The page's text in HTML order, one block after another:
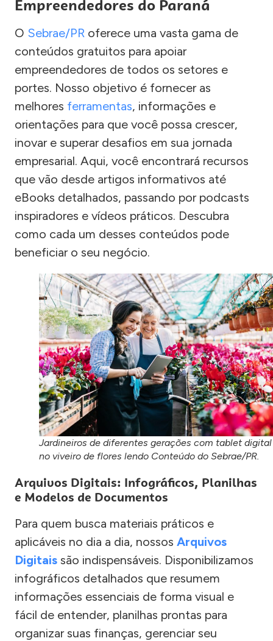
Empreendedores do Paraná
O Sebrae/PR oferece uma vasta gama de
conteúdos gratuitos para apoiar
empreendedores de todos os setores e
portes. Nosso objetivo é fornecer as
melhores ferramentas, informações e
orientações para que você possa crescer,
inovar e superar desafios em sua jornada
empresarial. Aqui, você encontrará recursos
que vão desde artigos informativos até
eBooks detalhados, passando por podcasts
inspiradores e vídeos práticos. Descubra
como cada um desses conteúdos pode
beneficiar o seu negócio.
Jardineiros de diferentes gerações com tablet digital
no viveiro de flores lendo Conteúdo do Sebrae/PR.
Arquivos Digitais: Infográficos, Planilhas
e Modelos de Documentos
Para quem busca materiais práticos e
aplicáveis no dia a dia, nossos Arquivos
Digitais são indispensáveis. Disponibilizamos
infográficos detalhados que resumem
informações essenciais de forma visual e
fácil de entender, planilhas prontas para
organizar suas finanças, gerenciar seu